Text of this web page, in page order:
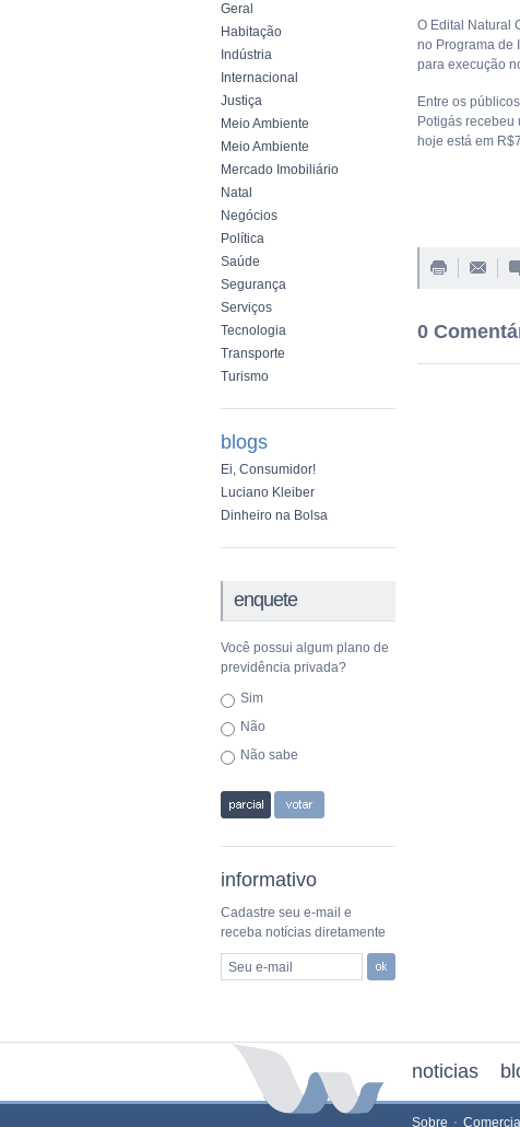
Geral
Habitação
Indústria
Internacional
Justiça
Meio Ambiente
Meio Ambiente
Mercado Imobiliário
Natal
Negócios
Política
Saúde
Segurança
Serviços
Tecnologia
Transporte
Turismo
blogs
Ei, Consumidor!
Luciano Kleiber
Dinheiro na Bolsa
enquete
Você possui algum plano de
previdência privada?
Sim
Não
Não sabe
informativo
Cadastre seu e-mail e
receba notícias diretamente
Seu e-mail
O Edital Natural
no Programa de
para execução
Entre os
Potigás
hoje está em
0
noticias
Sobre Comercial